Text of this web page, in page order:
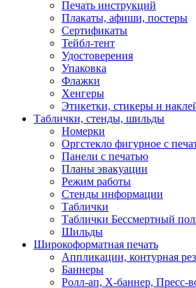
Печать инструкций
Плакаты, афиши, постеры
Сертификаты
Тейбл-тент
Удостоверения
Упаковка
Флажки
Хенгеры
Этикетки, стикеры и
Таблички, стенды, шильды
Номерки
Оргстекло фигурное с
Панели с печатью
Планы эвакуации
Режим работы
Стенды информации
Таблички
Таблички Бессмертный
Шильды
Широкоформатная печать
Аппликации, контурная
Баннеры
Ролл-ап, X-баннер, Пресс-